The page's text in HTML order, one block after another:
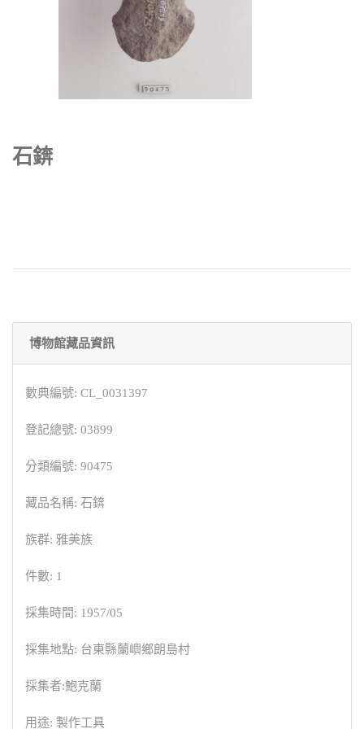
石錛
博物館藏品資訊
數典編號: CL_0031397
登記總號: 03899
分類編號: 90475
藏品名稱: 石錛
族群: 雅美族
件數: 1
採集時間: 1957/05
採集地點: 台東縣蘭嶼鄉朗島村
採集者:鮑克蘭
用途: 製作工具